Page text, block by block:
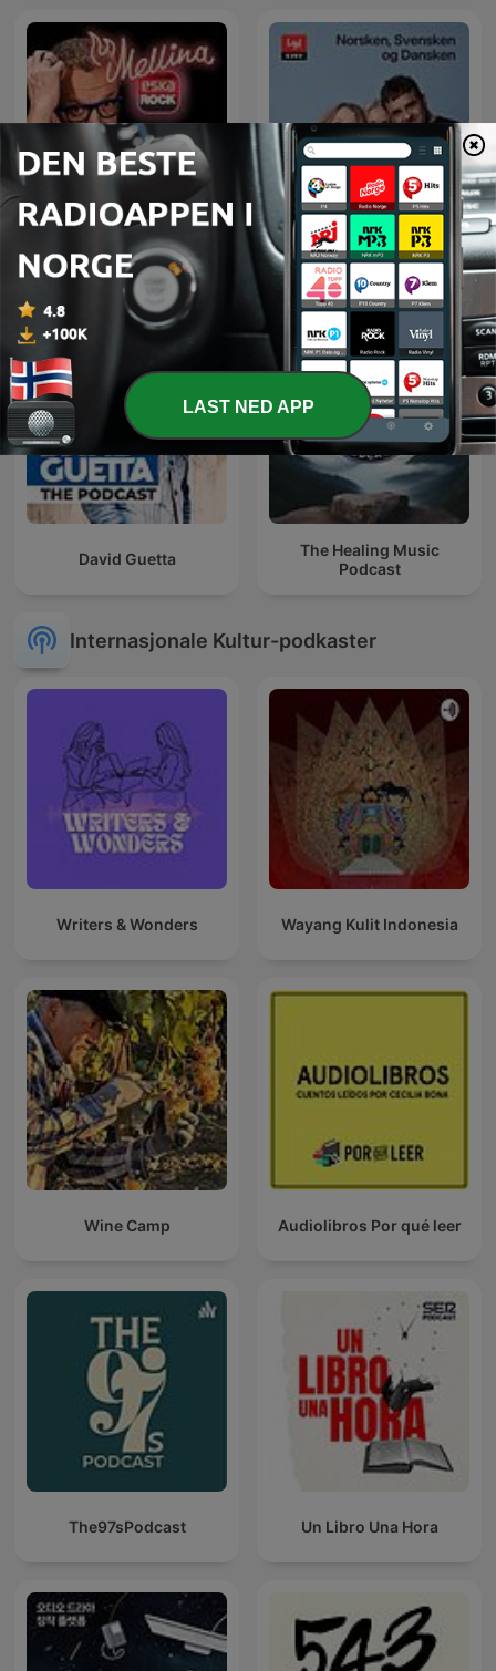
Mellina
Norsken, svensken og
dansken
David Guetta
The Healing Music
Podcast
Internasjonale Kultur-podkaster
Writers & Wonders Wayang Kulit Indonesia
Wine Camp Audiolibros Por qué leer
The97sPodcast Un Libro Una Hora
LAST NED APP